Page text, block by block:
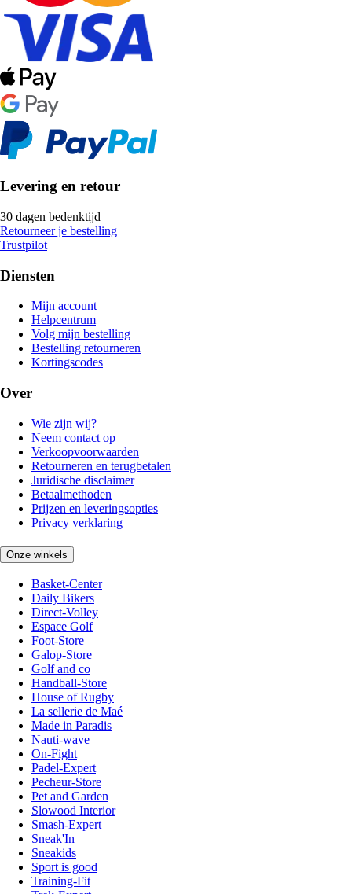
Levering en retour
30 dagen bedenktijd
Retourneer je bestelling
Trustpilot
Diensten
Mijn account
Helpcentrum
Volg mijn bestelling
Bestelling retourneren
Kortingscodes
Over
Wie zijn wij?
Neem contact op
Verkoopvoorwaarden
Retourneren en terugbetalen
Juridische disclaimer
Betaalmethoden
Prijzen en leveringsopties
Privacy verklaring
Onze winkels
Basket-Center
Daily Bikers
Direct-Volley
Espace Golf
Foot-Store
Galop-Store
Golf and co
Handball-Store
House of Rugby
La sellerie de Maé
Made in Paradis
Nauti-wave
On-Fight
Padel-Expert
Pecheur-Store
Pet and Garden
Slowood Interior
Smash-Expert
Sneak'In
Sneakids
Sport is good
Training-Fit